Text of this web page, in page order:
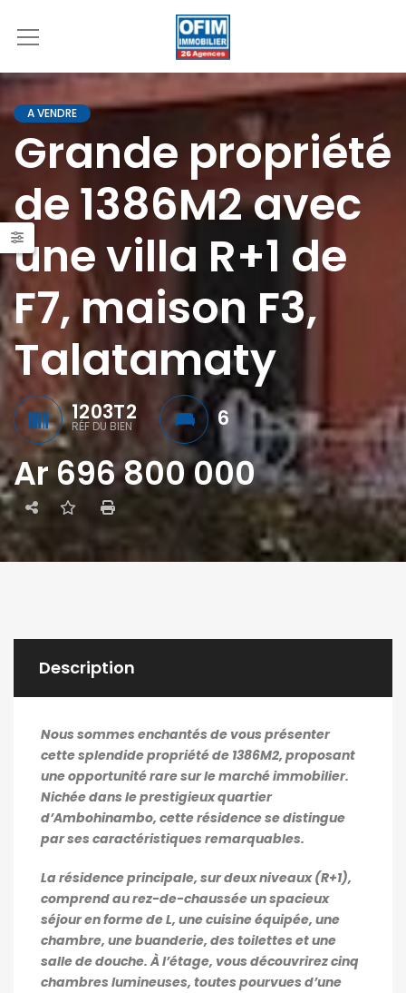
A VENDRE
Grande propriété
de 1386M2 avec
une villa R+1 de
F7, maison F3,
Talatamaty
1203T2
RÉF DU BIEN 6
Ar 696 800 000
Description
Nous sommes enchantés de vous présenter
cette splendide propriété de 1386M2, proposant
une opportunité rare sur le marché immobilier.
Nichée dans le prestigieux quartier
d’Ambohinambo, cette résidence se distingue
par ses caractéristiques remarquables.
La résidence principale, sur deux niveaux (R+1),
comprend au rez-de-chaussée un spacieux
séjour en forme de L, une cuisine équipée, une
chambre, une buanderie, des toilettes et une
salle de douche. À l’étage, vous découvrirez cinq
chambres lumineuses, toutes pourvues d’une